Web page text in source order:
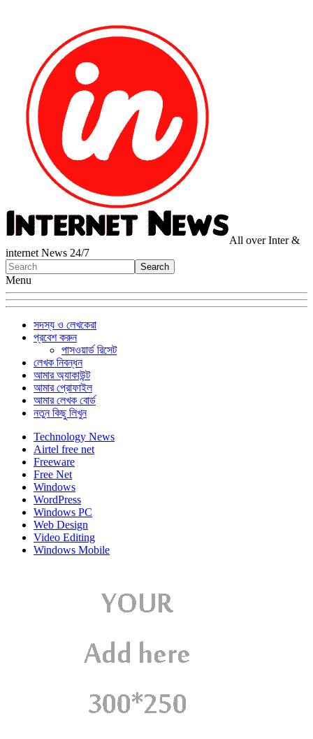
All over Inter &
internet News 24/7
Menu
সদস্য ও লেখকেরা
প্রবেশ করুন
পাসওয়ার্ড রিসেট
লেখক নিবন্ধন
আমার অ্যাকাউন্ট
আমার প্রোফাইল
আমার লেখক বোর্ড
নতুন কিছু লিখুন
Technology News
Airtel free net
Freeware
Free Net
Windows
WordPress
Windows PC
Web Design
Video Editing
Windows Mobile